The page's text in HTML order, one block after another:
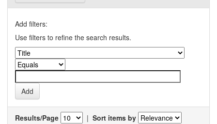
Add filters:
Use filters to refine the search results.
Results/Page | Sort items by